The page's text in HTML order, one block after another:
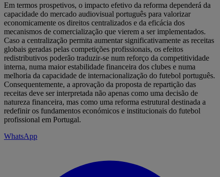
Em termos prospetivos, o impacto efetivo da reforma dependerá da
capacidade do mercado audiovisual português para valorizar
economicamente os direitos centralizados e da eficácia dos
mecanismos de comercialização que vierem a ser implementados.
Caso a centralização permita aumentar significativamente as receitas
globais geradas pelas competições profissionais, os efeitos
redistributivos poderão traduzir-se num reforço da competitividade
interna, numa maior estabilidade financeira dos clubes e numa
melhoria da capacidade de internacionalização do futebol português.
Consequentemente, a aprovação da proposta de repartição das
receitas deve ser interpretada não apenas como uma decisão de
natureza financeira, mas como uma reforma estrutural destinada a
redefinir os fundamentos económicos e institucionais do futebol
profissional em Portugal.
WhatsApp